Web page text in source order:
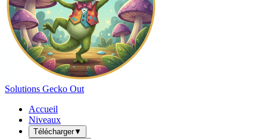
Solutions Gecko Out
Accueil
Niveaux
Télécharger▼